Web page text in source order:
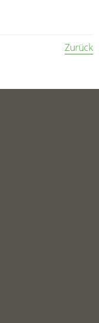
Zurück